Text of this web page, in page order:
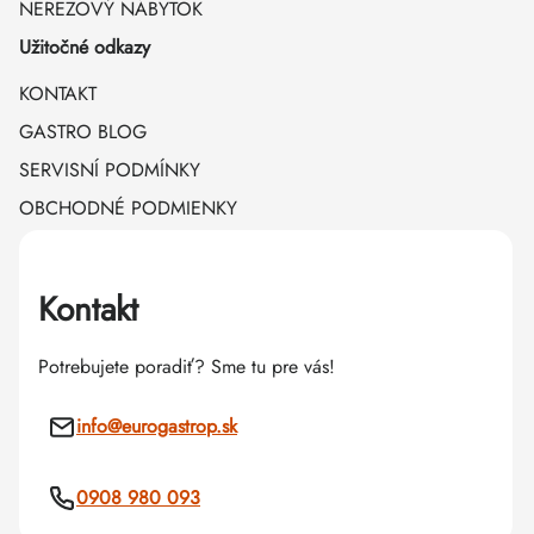
NEREZOVÝ NÁBYTOK
Užitočné odkazy
KONTAKT
GASTRO BLOG
SERVISNÍ PODMÍNKY
OBCHODNÉ PODMIENKY
Kontakt
Potrebujete poradiť? Sme tu pre vás!
info@eurogastrop.sk
0908 980 093